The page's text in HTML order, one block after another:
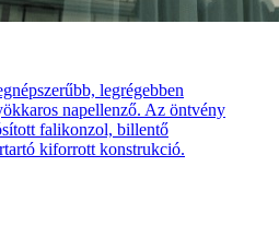
legrégebben
napellenző. Az öntvény
falikonzol, billentő
kiforrott konstrukció.